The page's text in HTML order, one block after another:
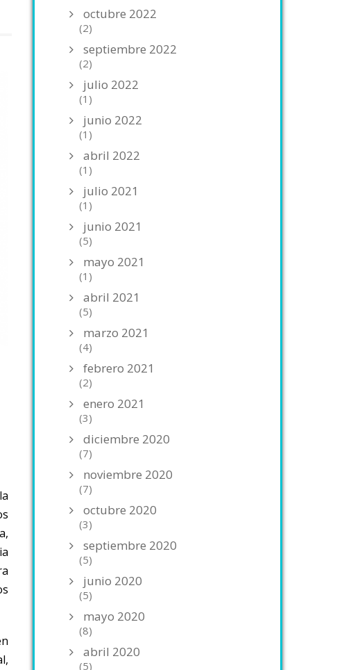
octubre 2022
(2)
septiembre 2022
(2)
julio 2022
(1)
junio 2022
(1)
abril 2022
(1)
julio 2021
(1)
junio 2021
(5)
mayo 2021
(1)
abril 2021
(5)
marzo 2021
(4)
febrero 2021
(2)
enero 2021
(3)
diciembre 2020
(7)
noviembre 2020
(7)
octubre 2020
(3)
septiembre 2020
(5)
junio 2020
(5)
mayo 2020
(8)
abril 2020
(5)